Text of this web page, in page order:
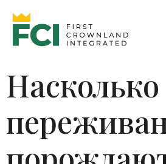
Насколько